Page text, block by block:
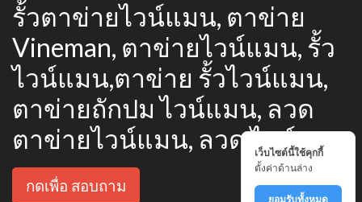
รั้วตาข่ายไวน์แมน, ตาข่าย
Vineman, ตาข่ายไวน์แมน, รั้ว
ไวน์แมน,ตาข่าย รั้วไวน์แมน,
ตาข่ายถักปม ไวน์แมน, ลวด
ตาข่ายไวน์แมน, ลวด ไวน์แมน
กดเพื่อ สอบถาม
เว็บไซต์นี้ใช้คุกกี้
ตั้งค่าด้านล่าง
ยอมรับทั้งหมด